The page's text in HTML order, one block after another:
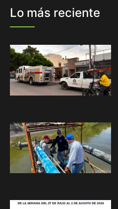
Lo más reciente